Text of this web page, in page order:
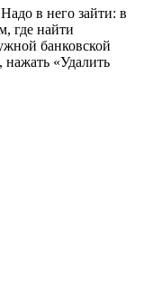
в него зайти: в
где найти
банковской
«Удалить